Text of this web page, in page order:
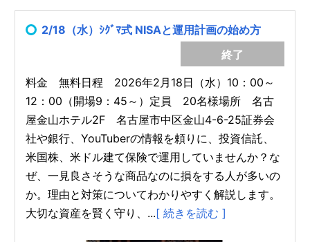
2/18（水）ｼｸﾞﾏ式 NISAと運用計画の始め方
終了
料金 無料日程 2026年2月18日（水）10：00～
12：00（開場9：45～）定員 20名様場所 名古
屋金山ホテル2F 名古屋市中区金山4-6-25証券会
社や銀行、YouTuberの情報を頼りに、投資信託、
米国株、米ドル建て保険で運用していませんか？な
ぜ、一見良さそうな商品なのに損をする人が多いの
か。理由と対策についてわかりやすく解説します。
大切な資産を賢く守り、...[ 続きを読む ]